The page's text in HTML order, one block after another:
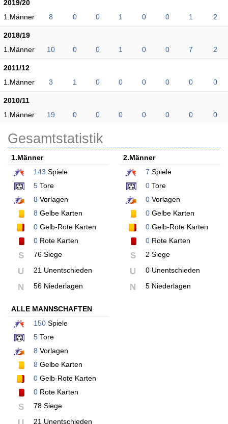
2019/20
1.Männer
8 0 0 1 0 0 1 2
2018/19
1.Männer
10 0 0 1 0 0 7 2
2011/12
1.Männer
3 1 0 0 0 0 0 0
2010/11
1.Männer
19 0 0 0 0 0 0 0
Gesamtstatistik
1.Männer
143 Spiele
5 Tore
8 Vorlagen
8 Gelbe Karten
0 Gelb-Rote Karten
0 Rote Karten
S 76 Siege
U 21 Unentschieden
N 56 Niederlagen
2.Männer
7 Spiele
0Tore
0Vorlagen
0Gelbe Karten
0Gelb-Rote Karten
0Rote Karten
S 2 Siege
U 0 Unentschieden
N 5 Niederlagen
ALLE MANNSCHAFTEN
150 Spiele
5 Tore
8 Vorlagen
8 Gelbe Karten
0 Gelb-Rote Karten
0 Rote Karten
S 78 Siege
21 Unentschieden